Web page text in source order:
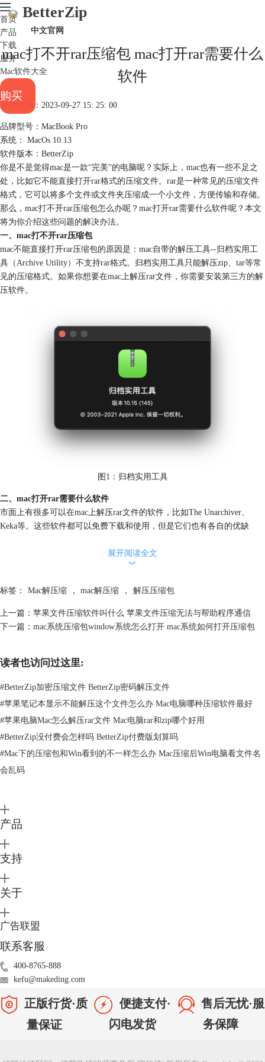
BetterZip
中文官网
首页
产品
下载
服务
Mac软件大全
购买
mac打不开rar压缩包 mac打开rar需要什么
软件
发布时间：2023-09-27 15: 25: 00
品牌型号：MacBook Pro
系统： MacOs 10.13
软件版本：BetterZip
你是不是觉得mac是一款“完美”的电脑呢？实际上，mac也有一些不足之
处，比如它不能直接打开rar格式的压缩文件。rar是一种常见的压缩文件
格式，它可以将多个文件或文件夹压缩成一个小文件，方便传输和存储。
那么，mac打不开rar压缩包怎么办呢？mac打开rar需要什么软件呢？本文
将为你介绍这些问题的解决办法。
一、mac打不开rar压缩包
mac不能直接打开rar压缩包的原因是：mac自带的解压工具--归档实用工
具（Archive Utility）不支持rar格式。归档实用工具只能解压zip、tar等常
见的压缩格式。如果你想要在mac上解压rar文件，你需要安装第三方的解
压软件。
图1：归档实用工具
二、mac打开rar需要什么软件
市面上有很多可以在mac上解压rar文件的软件，比如The Unarchiver、
Keka等。这些软件都可以免费下载和使用，但是它们也有各自的优缺
缩包预览功能； Keka功能强大，但是它有时候会出现错误和崩溃。在这
里，我们推荐你使用一款优秀的解压软件——BetterZip。
图2：BetterZip
BetterZip是一款专业的解压软件，它有以下几个特点：
1、支持多种语言和多种压缩格式，包括rar、zip、7z、tar、gzip等
你可以用BetterZip打开和创建不同类型的压缩文件，无需安装其他软件。
你可以用BetterZip对压缩文件进行加密，保护你的隐私和节省空间。
展开阅读全文
︾
标签： Mac解压缩 ， mac解压缩 ， 解压压缩包
上一篇： 苹果文件压缩软件叫什么 苹果文件压缩无法与帮助程序通信
下一篇： mac系统压缩包window系统怎么打开 mac系统如何打开压缩包
读者也访问过这里:
#BetterZip加密压缩文件 BetterZip密码解压文件
#苹果笔记本显示不能解压这个文件怎么办 Mac电脑哪种压缩软件最好
#苹果电脑Mac怎么解压rar文件 Mac电脑rar和zip哪个好用
#BetterZip没付费会怎样吗 BetterZip付费版划算吗
#Mac下的压缩包和Win看到的不一样怎么办 Mac压缩后Win电脑看文件名
会乱码
产品
支持
关于
广告联盟
联系客服
400-8765-888
kefu@makeding.com
正版行货·质
量保证
便捷支付·
闪电发货
售后无忧·服
务保障